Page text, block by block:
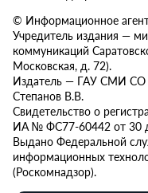
© Информационное
Учредитель издания —
коммуникаций
Московская, д. 72).
Издатель — ГАУ СМИ СО
Степанов В.В.
Свидетельство о
ИА № ФС77-60442 от 30
Выдано Федеральной
информационных
(Роскомнадзор).